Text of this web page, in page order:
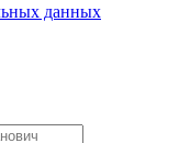
данных